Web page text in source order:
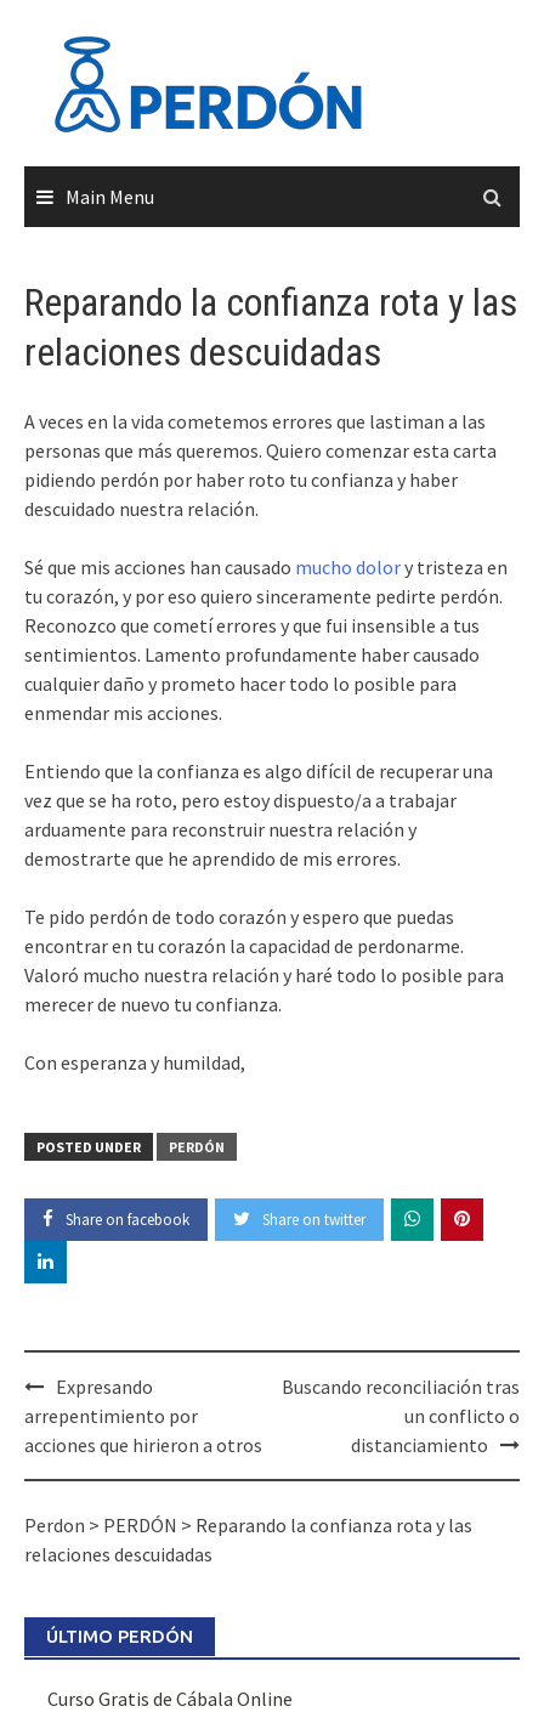
Main Menu
Reparando la confianza rota y las
relaciones descuidadas
A veces en la vida cometemos errores que lastiman a las
personas que más queremos. Quiero comenzar esta carta
pidiendo perdón por haber roto tu confianza y haber
descuidado nuestra relación.
Sé que mis acciones han causado mucho dolory tristeza en
tu corazón, y por eso quiero sinceramente pedirte perdón.
Reconozco que cometí errores y que fui insensible a tus
sentimientos. Lamento profundamente haber causado
cualquier daño y prometo hacer todo lo posible para
enmendar mis acciones.
Entiendo que la confianza es algo difícil de recuperar una
vez que se ha roto, pero estoy dispuesto/a a trabajar
arduamente para reconstruir nuestra relación y
demostrarte que he aprendido de mis errores.
Te pido perdón de todo corazón y espero que puedas
encontrar en tu corazón la capacidad de perdonarme.
Valoró mucho nuestra relación y haré todo lo posible para
merecer de nuevo tu confianza.
Con esperanza y humildad,
POSTED UNDER PERDÓN
Share on facebook Share on twitter
Post
navigation
Expresando
arrepentimiento por
acciones que hirieron a otros
Buscando reconciliación tras
un conflicto o
distanciamiento
Perdon > PERDÓN > Reparando la confianza rota y las
relaciones descuidadas
ÚLTIMO PERDÓN
Curso Gratis de Cábala Online